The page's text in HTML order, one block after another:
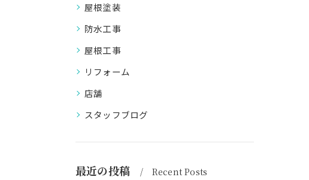
屋根塗装
防水工事
屋根工事
リフォーム
店舗
スタッフブログ
最近の投稿 Recent Posts